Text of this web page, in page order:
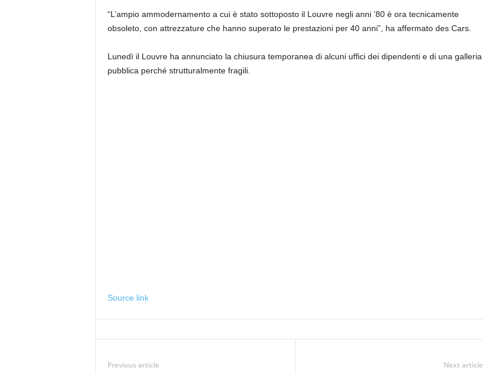
“L’ampio ammodernamento a cui è stato sottoposto il Louvre negli anni ’80 è ora tecnicamente
obsoleto, con attrezzature che hanno superato le prestazioni per 40 anni”, ha affermato des Cars.
Lunedì il Louvre ha annunciato la chiusura temporanea di alcuni uffici dei dipendenti e di una galleria
pubblica perché strutturalmente fragili.
Source link
Previous article Next article